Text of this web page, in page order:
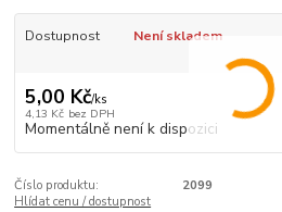
Dostupnost Není skladem
5,00 Kč/ks
4,13 Kč bez DPH
Momentálně není k dispozici
Číslo produktu:
2099
Hlídat cenu / dostupnost